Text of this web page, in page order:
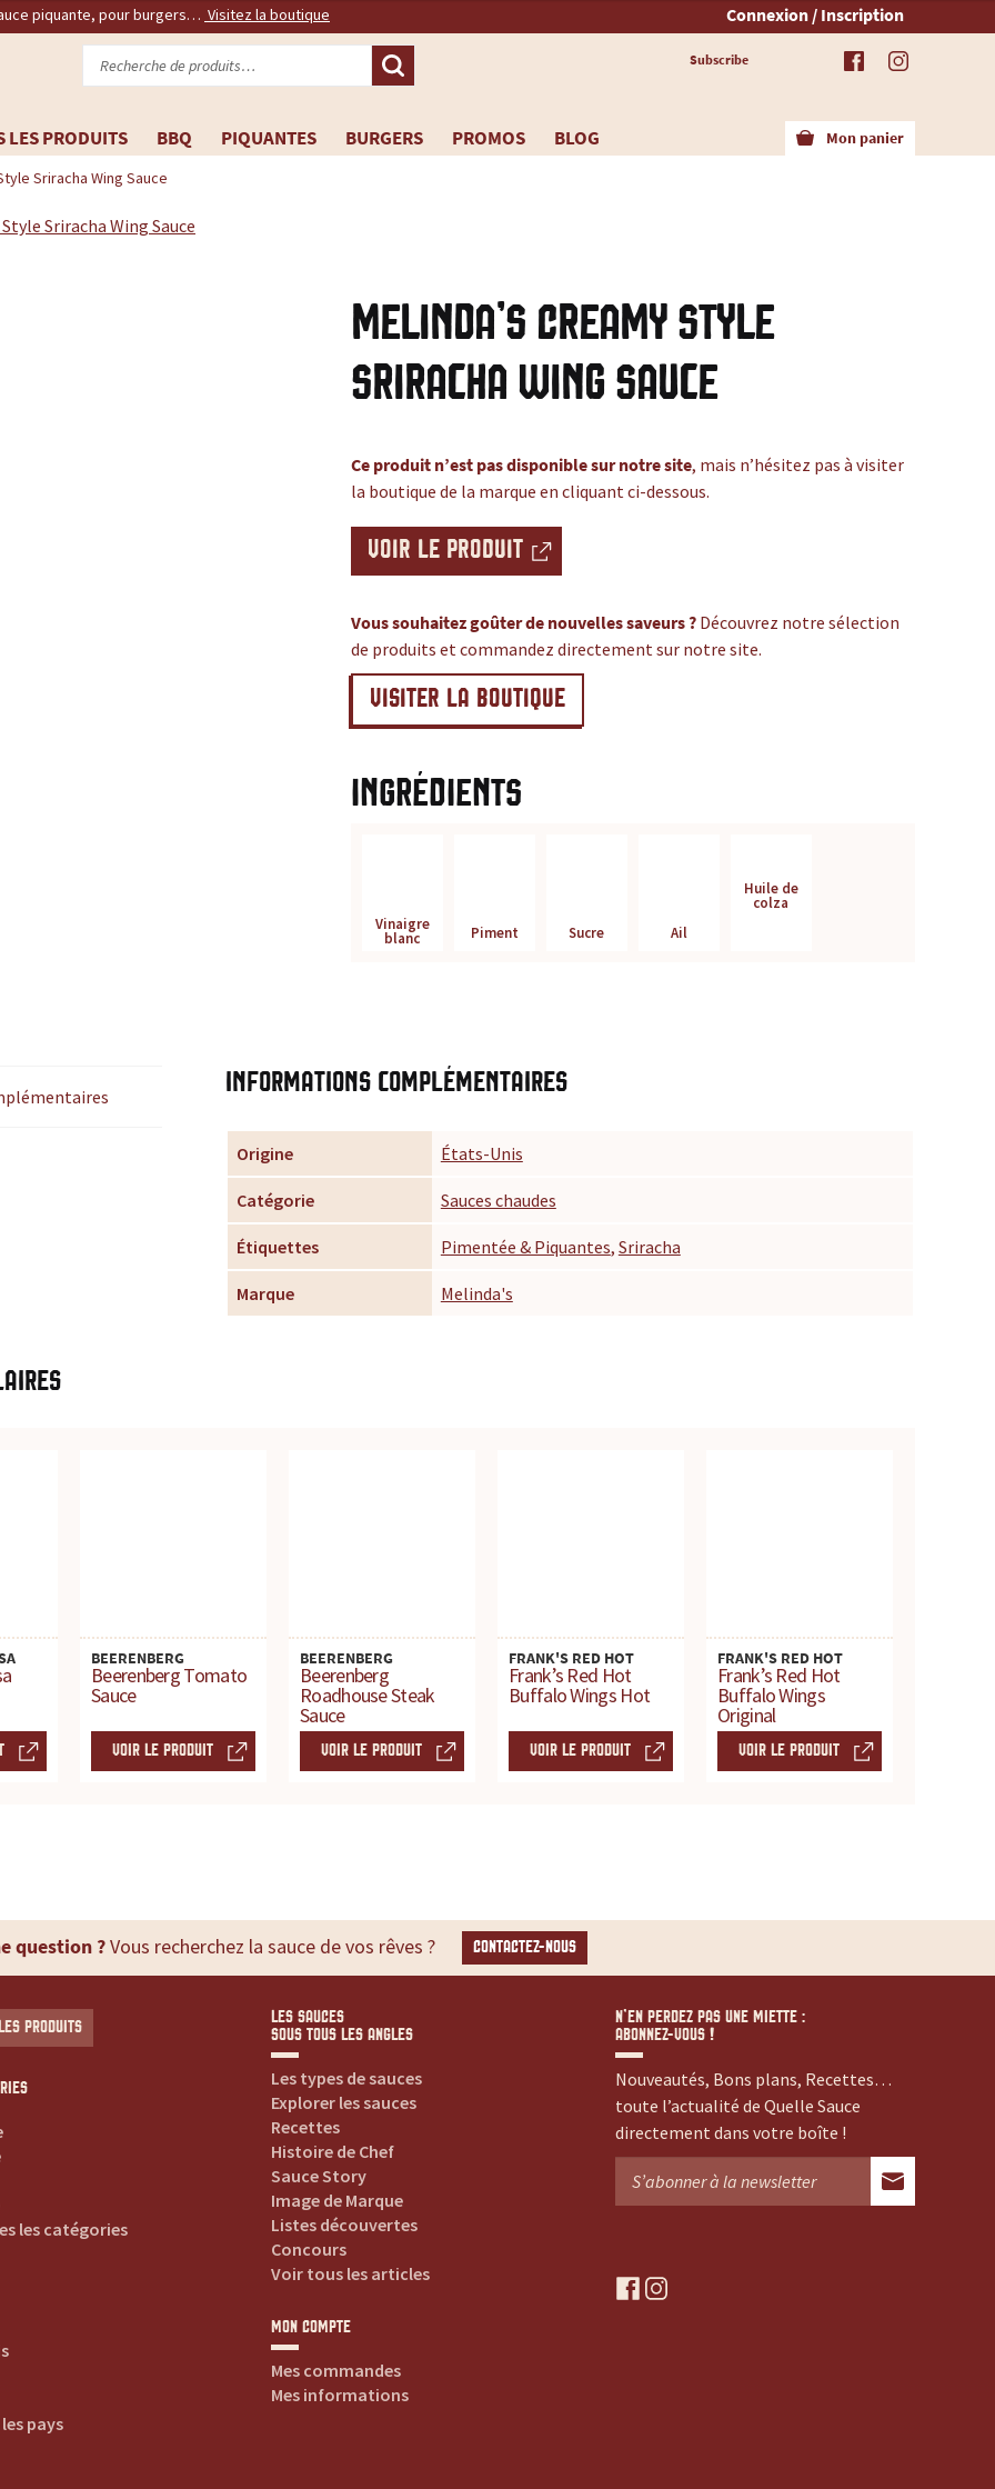
piquante, pour burgers… Visitez la boutique
pour :
LES PRODUITS BBQ PIQUANTES BURGERS PROMOS BLOG
Connexion / Inscription
Mon panier
Subscribe
Sriracha Wing Sauce
Melinda’s Creamy Style
Sriracha Wing Sauce
Ce produit n’est pas disponible sur notre site, mais n’hésitez pas à visiter
la boutique de la marque en cliquant ci-dessous.
VOIR LE PRODUIT
Vous souhaitez goûter de nouvelles saveurs ?Découvrez notre sélection
de produits et commandez directement sur notre site.
VISITER LA BOUTIQUE
Ingrédients
Vinaigre
blanc Piment Sucre Ail
Huile de
colza
Informations complémentaires
Origine États-Unis
Catégorie Sauces chaudes
Étiquettes Pimentée & Piquantes, Sriracha
Marque Melinda's
BEERENBERG
Beerenberg Tomato
Sauce
VOIR LE PRODUIT
BEERENBERG
Beerenberg
Roadhouse Steak
Sauce
VOIR LE PRODUIT
FRANK'S RED HOT
Frank’s Red Hot
Buffalo Wings Hot
VOIR LE PRODUIT
FRANK'S RED HOT
Frank’s Red Hot
Buffalo Wings
Original
VOIR LE PRODUIT
question ?Vous recherchez la sauce de vos rêves ? CONTACTEZ-NOUS
PRODUITS
les catégories
pays
LES SAUCES
SOUS TOUS LES ANGLES
Les types de sauces
Explorer les sauces
Recettes
Histoire de Chef
Sauce Story
Image de Marque
Listes découvertes
Concours
Voir tous les articles
MON COMPTE
Mes commandes
Mes informations
N’EN PERDEZ PAS UNE MIETTE :
ABONNEZ-VOUS !
Nouveautés, Bons plans, Recettes…
toute l’actualité de Quelle Sauce
directement dans votre boîte !
f